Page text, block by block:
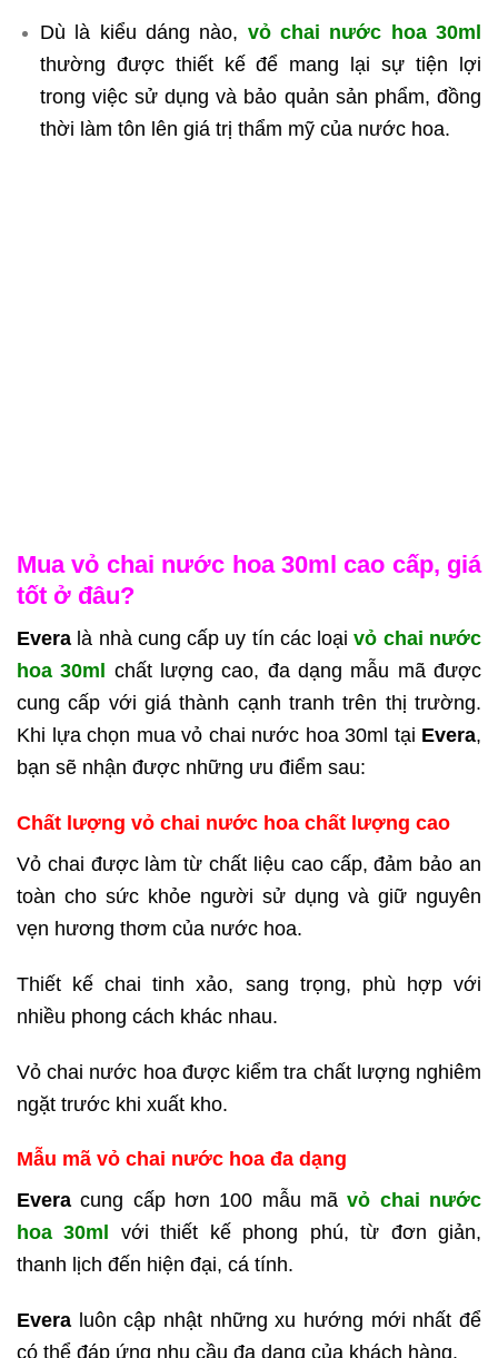
Dù là kiểu dáng nào, vỏ chai nước hoa 30ml
thường được thiết kế để mang lại sự tiện lợi
trong việc sử dụng và bảo quản sản phẩm, đồng
thời làm tôn lên giá trị thẩm mỹ của nước hoa.
Mua vỏ chai nước hoa 30ml cao cấp, giá
tốt ở đâu?
Evera là nhà cung cấp uy tín các loạivỏ chai nước
hoa 30ml chất lượng cao, đa dạng mẫu mã được
cung cấp với giá thành cạnh tranh trên thị trường.
Khi lựa chọn mua vỏ chai nước hoa 30ml tại Evera,
bạn sẽ nhận được những ưu điểm sau:
Chất lượng vỏ chai nước hoa chất lượng cao
Vỏ chai được làm từ chất liệu cao cấp, đảm bảo an
toàn cho sức khỏe người sử dụng và giữ nguyên
vẹn hương thơm của nước hoa.
Thiết kế chai tinh xảo, sang trọng, phù hợp với
nhiều phong cách khác nhau.
Vỏ chai nước hoa được kiểm tra chất lượng nghiêm
ngặt trước khi xuất kho.
Mẫu mã vỏ chai nước hoa đa dạng
Evera cung cấp hơn 100 mẫu mãvỏ chai nước
hoa 30ml với thiết kế phong phú, từ đơn giản,
thanh lịch đến hiện đại, cá tính.
Evera luôn cập nhật những xu hướng mới nhất để
có thể đáp ứng nhu cầu đa dạng của khách hàng.